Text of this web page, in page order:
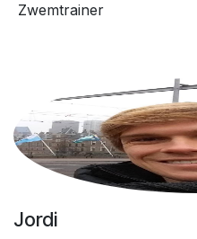
Zwemtrainer
Jordi